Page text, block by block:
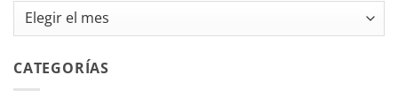
Archivos
CATEGORÍAS